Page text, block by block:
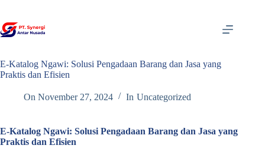
content
E-Katalog Ngawi: Solusi Pengadaan Barang dan Jasa yang
Praktis dan Efisien
On November 27, 2024 In Uncategorized
E-Katalog Ngawi: Solusi Pengadaan Barang dan Jasa yang
Praktis dan Efisien